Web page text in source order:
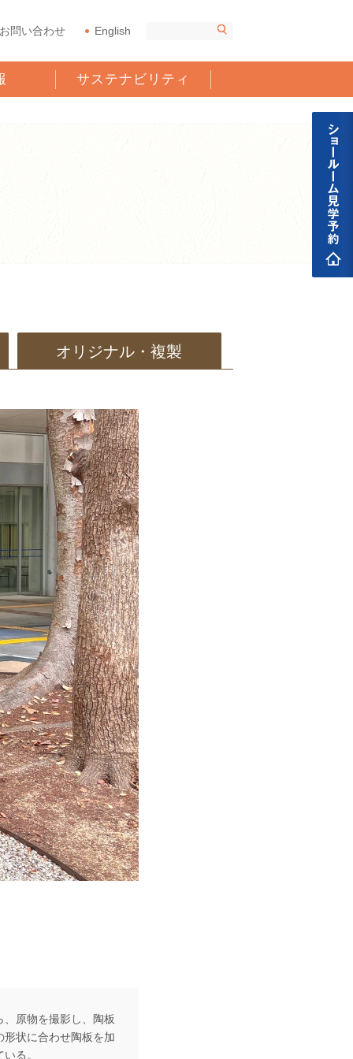
お問い合わせ English
サステナビリティ
オリジナル・複製
原物を撮影し、陶板
状に合わせ陶板を加
る。